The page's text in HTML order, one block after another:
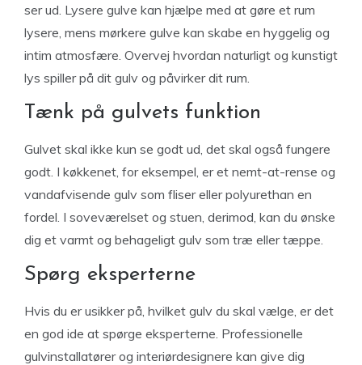
ser ud. Lysere gulve kan hjælpe med at gøre et rum
lysere, mens mørkere gulve kan skabe en hyggelig og
intim atmosfære. Overvej hvordan naturligt og kunstigt
lys spiller på dit gulv og påvirker dit rum.
Tænk på gulvets funktion
Gulvet skal ikke kun se godt ud, det skal også fungere
godt. I køkkenet, for eksempel, er et nemt-at-rense og
vandafvisende gulv som fliser eller polyurethan en
fordel. I soveværelset og stuen, derimod, kan du ønske
dig et varmt og behageligt gulv som træ eller tæppe.
Spørg eksperterne
Hvis du er usikker på, hvilket gulv du skal vælge, er det
en god ide at spørge eksperterne. Professionelle
gulvinstallatører og interiørdesignere kan give dig